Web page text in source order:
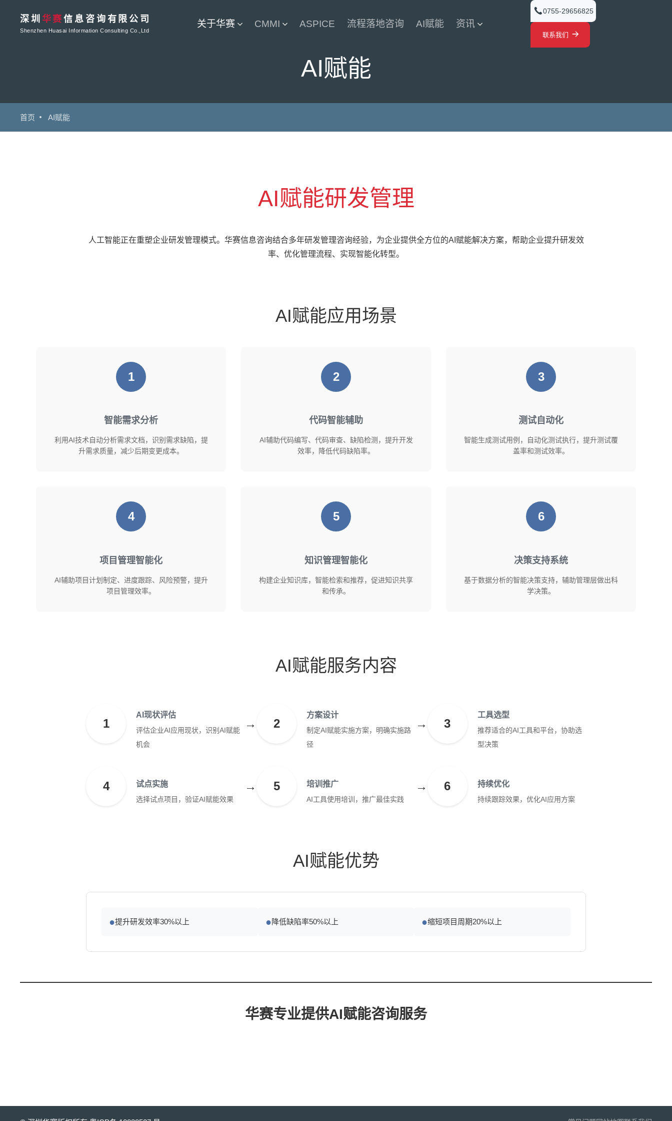
深圳 华赛信息咨询有限公司
Shenzhen Huasai Information Consulting Co.,Ltd
关于华赛 CMMI ASPICE 流程落地咨询 AI赋能 资讯
0755-29656825
联系我们
AI赋能
首页 AI赋能
AI赋能研发管理
人工智能正在重塑企业研发管理模式。华赛信息咨询结合多年研发管理咨询经验，为企业提供全方位的AI赋能解决方案，帮助企业提升研发效
率、优化管理流程、实现智能化转型。
AI赋能应用场景
1
智能需求分析
利用AI技术自动分析需求文档，识别需求缺陷，提
升需求质量，减少后期变更成本。
2
代码智能辅助
AI辅助代码编写、代码审查、缺陷检测，提升开发
效率，降低代码缺陷率。
3
测试自动化
智能生成测试用例，自动化测试执行，提升测试覆
盖率和测试效率。
4
项目管理智能化
AI辅助项目计划制定、进度跟踪、风险预警，提升
项目管理效率。
5
知识管理智能化
构建企业知识库，智能检索和推荐，促进知识共享
和传承。
6
决策支持系统
基于数据分析的智能决策支持，辅助管理层做出科
学决策。
AI赋能服务内容
1
AI现状评估
评估企业AI应用现状，识别AI赋能
机会
→ 2
方案设计
制定AI赋能实施方案，明确实施路
径
→ 3
工具选型
推荐适合的AI工具和平台，协助选
型决策
4 试点实施
选择试点项目，验证AI赋能效果
→ 5 培训推广
AI工具使用培训，推广最佳实践
→ 6 持续优化
持续跟踪效果，优化AI应用方案
AI赋能优势
●提升研发效率30%以上 ●降低缺陷率50%以上 ●缩短项目周期20%以上
华赛专业提供AI赋能咨询服务